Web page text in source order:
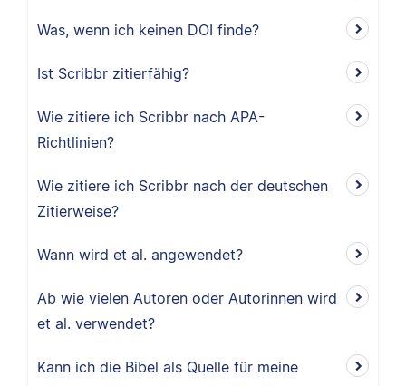
Was, wenn ich keinen DOI finde?
Ist Scribbr zitierfähig?
Wie zitiere ich Scribbr nach APA-
Richtlinien?
Wie zitiere ich Scribbr nach der deutschen
Zitierweise?
Wann wird et al. angewendet?
Ab wie vielen Autoren oder Autorinnen wird
et al. verwendet?
Kann ich die Bibel als Quelle für meine